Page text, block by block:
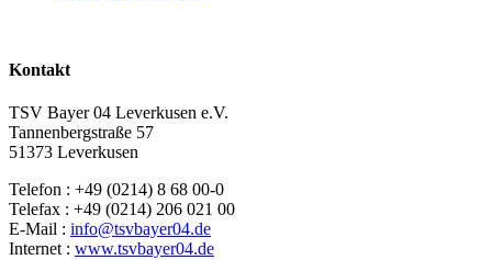
Kontakt
TSV Bayer 04 Leverkusen e.V.
Tannenbergstraße 57
51373 Leverkusen
Telefon : +49 (0214) 8 68 00-0
Telefax : +49 (0214) 206 021 00
E-Mail : info@tsvbayer04.de
Internet : www.tsvbayer04.de